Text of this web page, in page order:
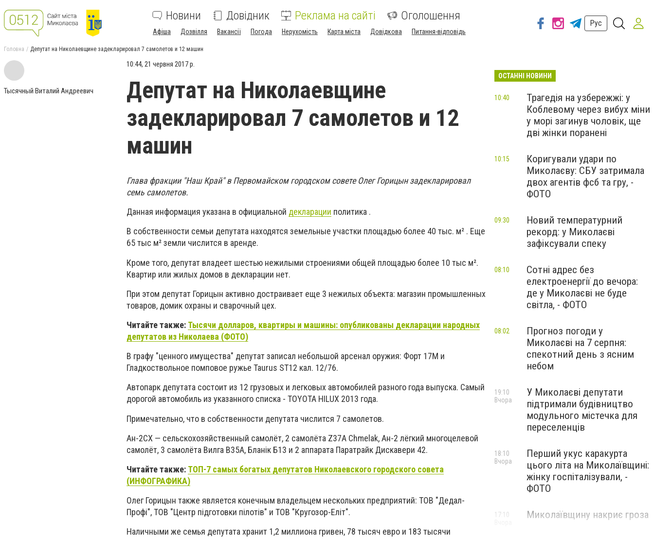
Новини Довідник Реклама на сайті Оголошення
Афіша Дозвілля Вакансії Погода Нерухомість Карта міста Довідкова Питання-відповідь
Рус
Головна Депутат на Николаевщине задекларировал 7 самолетов и 12 машин
Тысячный Виталий Андреевич
10:44, 21 червня 2017 р.
Депутат на Николаевщине
задекларировал 7 самолетов и 12
машин
Глава фракции "Наш Край" в Первомайском городском совете Олег Горицын задекларировал
семь самолетов.
Данная информация указана в официальной декларации политика .
В собственности семьи депутата находятся земельные участки площадью более 40 тыс. м² . Еще
65 тыс м² земли числится в аренде.
Кроме того, депутат владеет шестью нежилыми строениями общей площадью более 10 тыс м².
Квартир или жилых домов в декларации нет.
При этом депутат Горицын активно достраивает еще 3 нежилых объекта: магазин промышленных
товаров, домик охраны и сварочный цех.
Читайте также: Тысячи долларов, квартиры и машины: опубликованы декларации народных
депутатов из Николаева (ФОТО)
В графу "ценного имущества" депутат записал небольшой арсенал оружия: Форт 17М и
Гладкоствольное помповое ружье Taurus ST12 кал. 12/76.
Автопарк депутата состоит из 12 грузовых и легковых автомобилей разного года выпуска. Самый
дорогой автомобиль из указанного списка - TOYOTA HILUX 2013 года.
Примечательно, что в собственности депутата числится 7 самолетов.
Ан-2СХ — сельскохозяйственный самолёт, 2 самолёта Z37A Chmelak, Ан-2 лёгкий многоцелевой
самолёт, 3 самолёта Вилга В35А, Бланік Б13 и 2 аппарата Паратрайк Дискавери 42.
Читайте также: ТОП-7 самых богатых депутатов Николаевского городского совета
(ИНФОГРАФИКА)
Олег Горицын также является конечным владельцем нескольких предприятий: ТОВ "Дедал-
Профі", ТОВ "Центр підготовки пілотів" и ТОВ "Кругозор-Еліт".
Наличными же семья депутата хранит 1,2 миллиона гривен, 78 тысяч евро и 183 тысячи
ОСТАННІ НОВИНИ
Трагедія на узбережжі: у
Коблевому через вибух міни
у морі загинув чоловік, ще
дві жінки поранені
10:40
Коригували удари по
Миколаєву: СБУ затримала
двох агентів фсб та гру, -
ФОТО
10:15
Новий температурний
рекорд: у Миколаєві
зафіксували спеку
09:30
Сотні адрес без
електроенергії до вечора:
де у Миколаєві не буде
світла, - ФОТО
08:10
Прогноз погоди у
Миколаєві на 7 серпня:
спекотний день з ясним
небом
08:02
У Миколаєві депутати
підтримали будівництво
модульного містечка для
переселенців
19:10
Вчора
Перший укус каракурта
цього літа на Миколаївщині:
жінку госпіталізували, -
ФОТО
18:10
Вчора
Миколаївщину накриє гроза
17:10